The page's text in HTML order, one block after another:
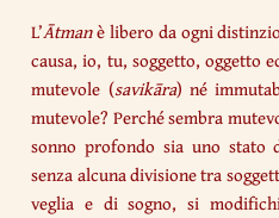
L’Ātmanè libero da ogni
causa, io, tu, soggetto, oggetto
mutevole (savikāra) né
mutevole? Perché sembra
sonno profondo sia uno stato
senza alcuna divisione tra
veglia e di sogno, si